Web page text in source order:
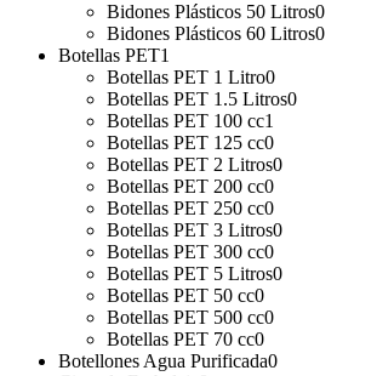
Bidones Plásticos 50 Litros0
Bidones Plásticos 60 Litros0
Botellas PET1
Botellas PET 1 Litro0
Botellas PET 1.5 Litros0
Botellas PET 100 cc1
Botellas PET 125 cc0
Botellas PET 2 Litros0
Botellas PET 200 cc0
Botellas PET 250 cc0
Botellas PET 3 Litros0
Botellas PET 300 cc0
Botellas PET 5 Litros0
Botellas PET 50 cc0
Botellas PET 500 cc0
Botellas PET 70 cc0
Botellones Agua Purificada0